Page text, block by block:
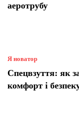
аеротрубу
Я новатор
Спецвзуття: як
комфорт і